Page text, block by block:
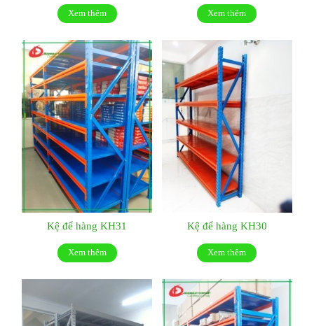
Xem thêm Xem thêm
Kệ để hàng KH31
Xem thêm
Kệ để hàng KH30
Xem thêm